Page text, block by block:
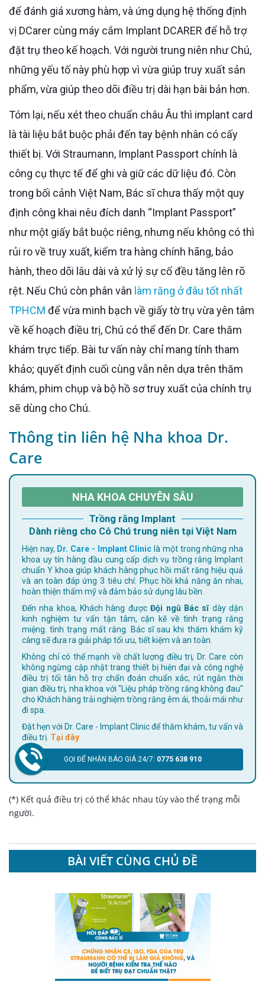
để đánh giá xương hàm, và ứng dụng hệ thống định
vị DCarer cùng máy cắm Implant DCARER để hỗ trợ
đặt trụ theo kế hoạch. Với người trung niên như Chú,
những yếu tố này phù hợp vì vừa giúp truy xuất sản
phẩm, vừa giúp theo dõi điều trị dài hạn bài bản hơn.
Tóm lại, nếu xét theo chuẩn châu Âu thì implant card
là tài liệu bắt buộc phải đến tay bệnh nhân có cấy
thiết bị. Với Straumann, Implant Passport chính là
công cụ thực tế để ghi và giữ các dữ liệu đó. Còn
trong bối cảnh Việt Nam, Bác sĩ chưa thấy một quy
định công khai nêu đích danh “Implant Passport”
như một giấy bắt buộc riêng, nhưng nếu không có thì
rủi ro về truy xuất, kiểm tra hàng chính hãng, bảo
hành, theo dõi lâu dài và xử lý sự cố đều tăng lên rõ
rệt. Nếu Chú còn phân vân làm răng ở đâu tốt nhất
TPHCM để vừa minh bạch về giấy tờ trụ vừa yên tâm
về kế hoạch điều trị, Chú có thể đến Dr. Care thăm
khám trực tiếp. Bài tư vấn này chỉ mang tính tham
khảo; quyết định cuối cùng vẫn nên dựa trên thăm
khám, phim chụp và bộ hồ sơ truy xuất của chính trụ
sẽ dùng cho Chú.
Thông tin liên hệ Nha khoa Dr.
Care
NHA KHOA CHUYÊN SÂU
Trồng răng Implant
Dành riêng cho Cô Chú trung niên tại Việt Nam
Hiện nay, Dr. Care - Implant Clinic là một trong những nha
khoa uy tín hàng đầu cung cấp dịch vụ trồng răng Implant
chuẩn Y khoa giúp khách hàng phục hồi mất răng hiệu quả
và an toàn đáp ứng 3 tiêu chí: Phục hồi khả năng ăn nhai,
hoàn thiện thẩm mỹ và đảm bảo sử dụng lâu bền.
Đến nha khoa, Khách hàng đượcĐội ngũ Bác sĩdày dặn
kinh nghiệm tư vấn tận tâm, cặn kẽ về tình trạng răng
miệng. tình trạng mất răng. Bác sĩ sau khi thăm khám kỹ
càng sẽ đưa ra giải pháp tối ưu, tiết kiệm và an toàn.
Không chỉ có thế mạnh về chất lượng điều trị, Dr. Care còn
không ngừng cập nhật trang thiết bị hiện đại và công nghệ
điều trị tối tân hỗ trợ chẩn đoán chuẩn xác, rút ngắn thời
gian điều trị, nha khoa với "Liệu pháp trồng răng không đau"
cho Khách hàng trải nghiệm trồng răng êm ái, thoải mái như
đi spa.
Đặt hẹn với Dr. Care - Implant Clinic để thăm khám, tư vấn và
điều trị. Tại đây
GỌI ĐỂ NHẬN BÁO GIÁ 24/7: 0775 638 910
(*) Kết quả điều trị có thể khác nhau tùy vào thể trạng mỗi
người.
BÀI VIẾT CÙNG CHỦ ĐỀ